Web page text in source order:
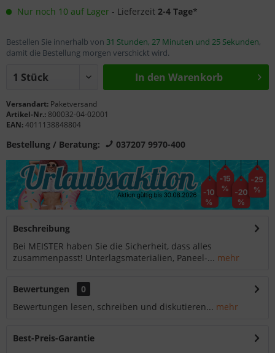
Nur noch 10 auf Lager - Lieferzeit 2-4 Tage*
Bestellen Sie innerhalb von 31 Stunden, 27 Minuten und 25 Sekunden,
damit die Bestellung morgen verschickt wird.
In den Warenkorb
Versandart: Paketversand
Artikel-Nr.: 800032-04-02001
EAN:4011138848804
Bestellung / Beratung: 037207 9970-400
Beschreibung
Bei MEISTER haben Sie die Sicherheit, dass alles
zusammenpasst! Unterlagsmaterialien, Paneel-... mehr
Bewertungen
0
Bewertungen lesen, schreiben und diskutieren... mehr
Best-Preis-Garantie